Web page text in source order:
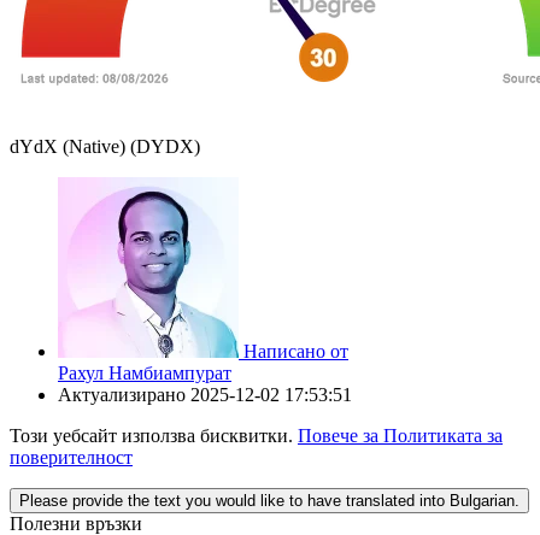
dYdX (Native) (DYDX)
Написано от
Рахул Намбиампурат
Актуализирано 2025-12-02 17:53:51
Този уебсайт използва бисквитки. Повече за Политиката за
поверителност
Please provide the text you would like to have translated into Bulgarian.
Полезни връзки